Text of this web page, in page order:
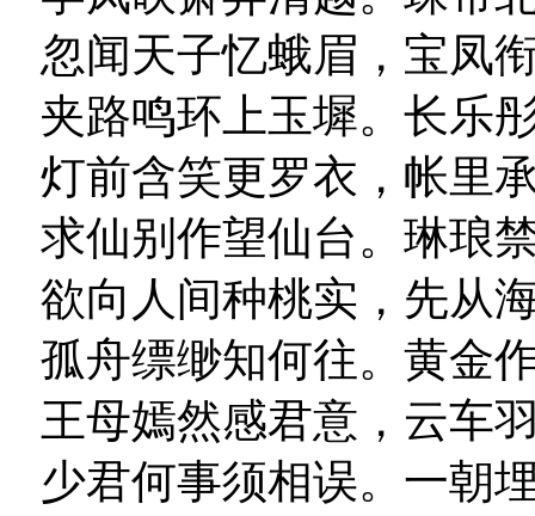
忽闻天子忆蛾眉，宝凤
夹路鸣环上玉墀。长乐
灯前含笑更罗衣，帐里
求仙别作望仙台。琳琅
欲向人间种桃实，先从
孤舟缥缈知何往。黄金
王母嫣然感君意，云车
少君何事须相误。一朝